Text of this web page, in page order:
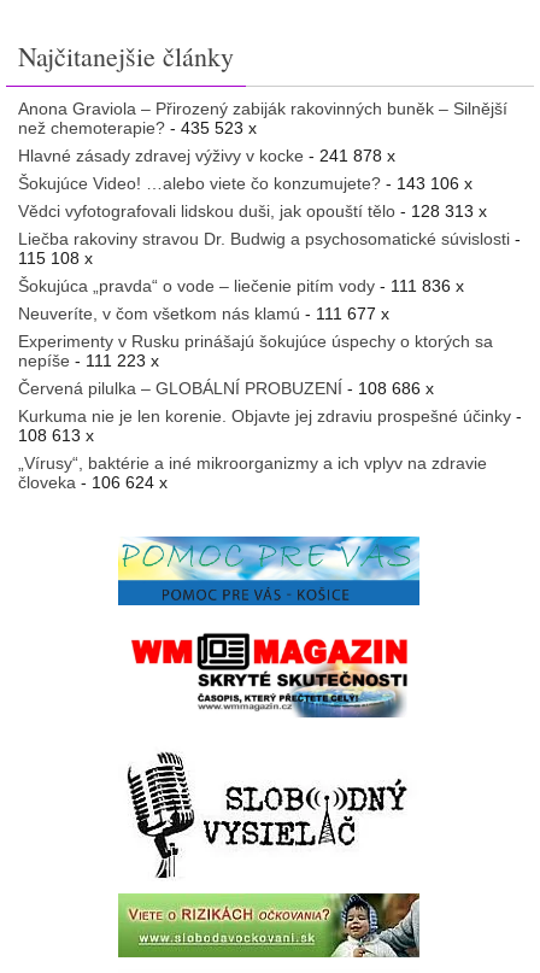
Najčitanejšie články
Anona Graviola – Přirozený zabiják rakovinných buněk – Silnější
než chemoterapie? - 435 523 x
Hlavné zásady zdravej výživy v kocke - 241 878 x
Šokujúce Video! …alebo viete čo konzumujete? - 143 106 x
Vědci vyfotografovali lidskou duši, jak opouští tělo - 128 313 x
Liečba rakoviny stravou Dr. Budwig a psychosomatické súvislosti -
115 108 x
Šokujúca „pravda“ o vode – liečenie pitím vody - 111 836 x
Neuveríte, v čom všetkom nás klamú - 111 677 x
Experimenty v Rusku prinášajú šokujúce úspechy o ktorých sa
nepíše - 111 223 x
Červená pilulka – GLOBÁLNÍ PROBUZENÍ - 108 686 x
Kurkuma nie je len korenie. Objavte jej zdraviu prospešné účinky -
108 613 x
„Vírusy“, baktérie a iné mikroorganizmy a ich vplyv na zdravie
človeka - 106 624 x